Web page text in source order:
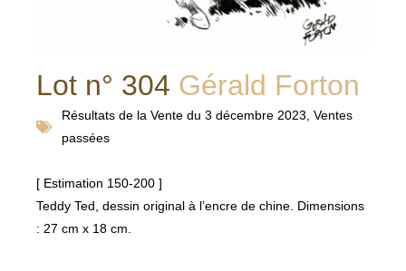
Lot n° 304 Gérald Forton
Résultats de la Vente du 3 décembre 2023, Ventes
passées
[ Estimation 150-200 ]
Teddy Ted, dessin original à l’encre de chine. Dimensions
: 27 cm x 18 cm.